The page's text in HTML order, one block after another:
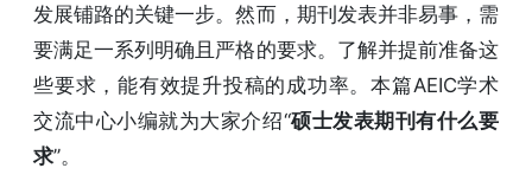
发展铺路的关键一步。然而，期刊发表并非易事，需
要满足一系列明确且严格的要求。了解并提前准备这
些要求，能有效提升投稿的成功率。本篇AEIC学术
交流中心小编就为大家介绍“硕士发表期刊有什么要
求”。